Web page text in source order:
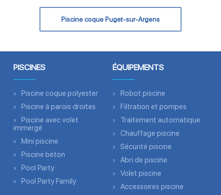
Piscine coque Puget-sur-Argens
PISCINES
Piscine coque polyester
Piscine à parois droites
Piscine avec volet
immergé
Mini piscine
Piscine béton
Pool Party
Pool Party Family
ÉQUIPEMENTS
Robot piscine
Filtration et pompes
Traitement automatique
Chauffage piscine
Sécurité piscine
Abri de piscine
Volet piscine
Accessoires piscine